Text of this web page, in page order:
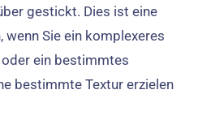
gestickt. Dies ist eine
Sie ein komplexeres
ein bestimmtes
bestimmte Textur erzielen